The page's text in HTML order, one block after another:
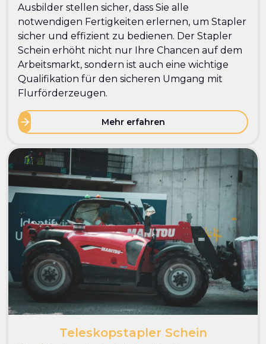
Ausbilder stellen sicher, dass Sie alle
notwendigen Fertigkeiten erlernen, um Stapler
sicher und effizient zu bedienen. Der Stapler
Schein erhöht nicht nur Ihre Chancen auf dem
Arbeitsmarkt, sondern ist auch eine wichtige
Qualifikation für den sicheren Umgang mit
Flurförderzeugen.
Mehr erfahren
Teleskopstapler Schein